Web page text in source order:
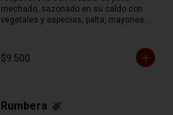
mechado, sazonado en su caldo con
vegetales y especias, palta, mayonesa
$9.500
Rumbera